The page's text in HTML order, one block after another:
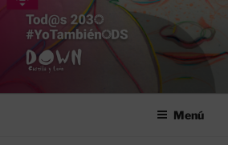
Saltar
contenido
FEDERACIÓN
DOWN DE CYLMenú